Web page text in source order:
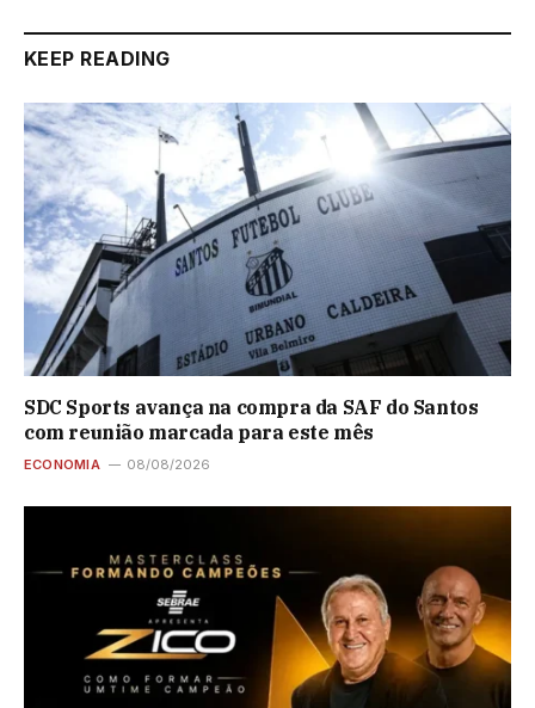
KEEP READING
SDC Sports avança na compra da SAF do Santos
com reunião marcada para este mês
ECONOMIA 08/08/2026